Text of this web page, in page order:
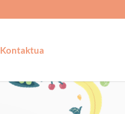
Kontaktua